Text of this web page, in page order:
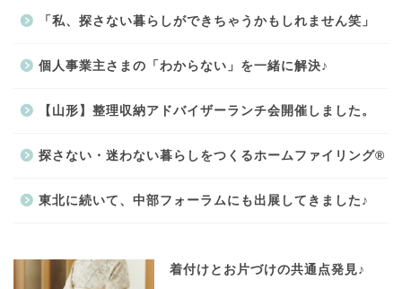
「私、探さない暮らしができちゃうかもしれません笑」
個人事業主さまの「わからない」を一緒に解決♪
【山形】整理収納アドバイザーランチ会開催しました。
探さない・迷わない暮らしをつくるホームファイリング®
東北に続いて、中部フォーラムにも出展してきました♪
着付けとお片づけの共通点発見♪